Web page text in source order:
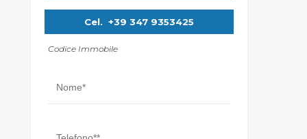
Cel.+39 347 9353425
Codice Immobile